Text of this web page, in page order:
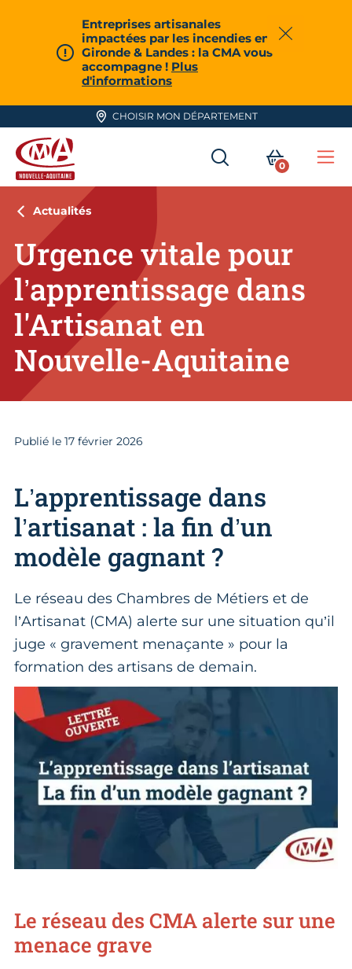
Entreprises artisanales
impactées par les incendies en
Gironde & Landes : la CMA vous
accompagne ! Plus
d'informations
Fermer
CHOISIR MON DÉPARTEMENT
CMA Nouvelle-Aquitaine
RECHERCHER
MON
0
Actualités
Urgence vitale pour
l’apprentissage dans
l'Artisanat en
Nouvelle-Aquitaine
Publié le 17 février 2026
L’apprentissage dans
l’artisanat : la fin d’un
modèle gagnant ?
Le réseau des Chambres de Métiers et de
l’Artisanat (CMA) alerte sur une situation qu’il
juge « gravement menaçante » pour la
formation des artisans de demain.
Le réseau des CMA alerte sur une
menace grave